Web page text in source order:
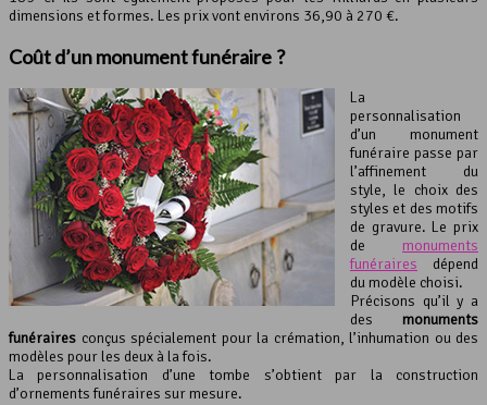
dimensions et formes. Les prix vont environs 36,90 à 270 €.
Coût d’unmonument funéraire ?
La
personnalisation
d’un monument
funéraire passe par
l’affinement du
style, le choix des
styles et des motifs
de gravure. Le prix
de monuments
funéraires dépend
du modèle choisi.
Précisons qu’il y a
des monuments
funéraires conçus spécialement pour la crémation, l’inhumation ou des
modèles pour les deux à la fois.
La personnalisation d’une tombe s’obtient par la construction
d’ornements funéraires sur mesure.